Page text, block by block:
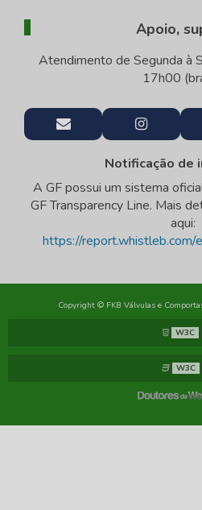
Apoio,
Atendimento de Segunda à
17h00
Notificação de
A GF possui um sistema
GF Transparency Line. Mais
aqui:
https://report.whistleb.com/
Copyright © FKB Válvulas e
W3C
W3C